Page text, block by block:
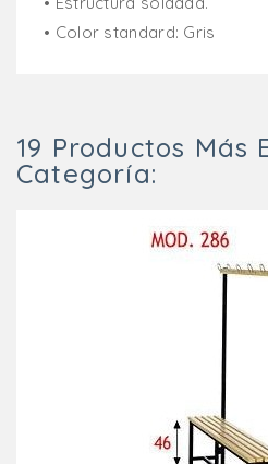
• Color standard: Gris
19 Productos Más
Categoría: